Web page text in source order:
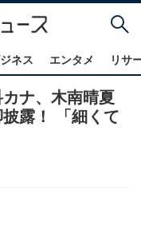
ネス エンタメ リサ
カナ、木南晴夏
露！ 「細くて